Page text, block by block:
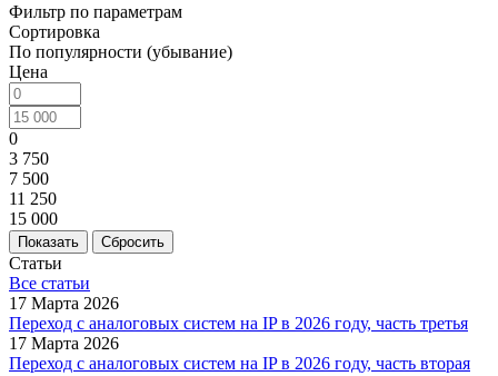
Фильтр по параметрам
Сортировка
По популярности (убывание)
Цена
0
3 750
7 500
11 250
15 000
Сбросить
Статьи
Все статьи
17 Марта 2026
Переход с аналоговых систем на IP в 2026 году, часть третья
17 Марта 2026
Переход с аналоговых систем на IP в 2026 году, часть вторая